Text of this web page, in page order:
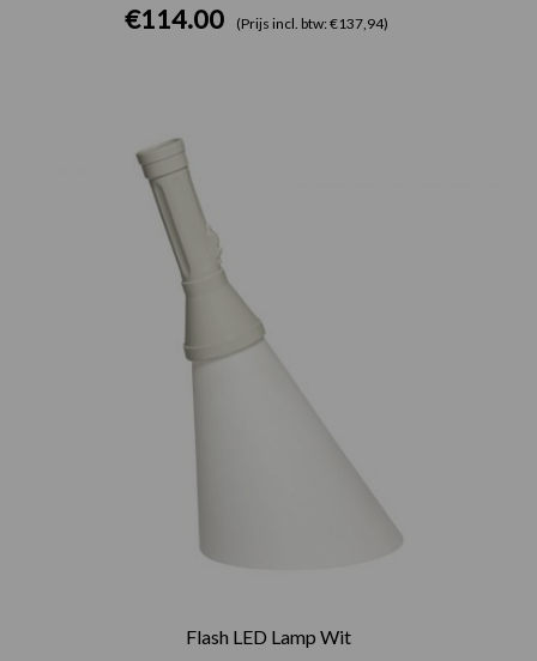
€114.00 (Prijs incl. btw: €137,94)
Flash LED Lamp Wit